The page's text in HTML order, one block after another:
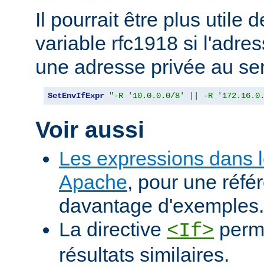
Il pourrait être plus utile
variable rfc1918 si
une adresse privée au
SetEnvIfExpr "-R '10.0.0.0/8' || -R
Voir aussi
Les expressions dans
Apache, pour une
davantage d'exemples.
La directive <If>
résultats similaires.